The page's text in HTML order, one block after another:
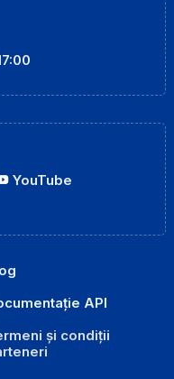
YouTube
API
și condiții